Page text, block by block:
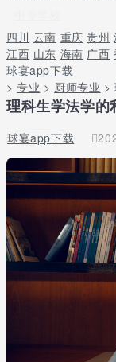
四川 云南 重庆 贵州
江西 山东 海南 广西
球宴app下载
>专业 > 厨师专业 >
理科生学法学
球宴app下载